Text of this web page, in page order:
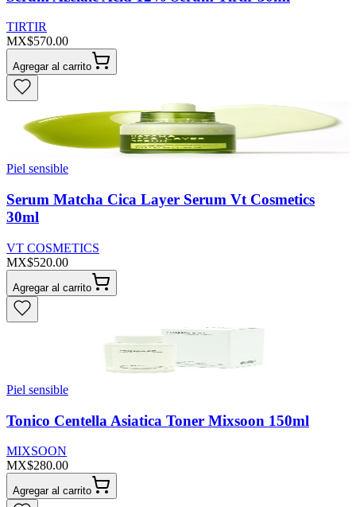
TIRTIR
MX$570.00
Agregar al carrito
Piel sensible
Serum Matcha Cica Layer Serum Vt Cosmetics
30ml
VT COSMETICS
MX$520.00
Agregar al carrito
Piel sensible
Tonico Centella Asiatica Toner Mixsoon 150ml
MIXSOON
MX$280.00
Agregar al carrito